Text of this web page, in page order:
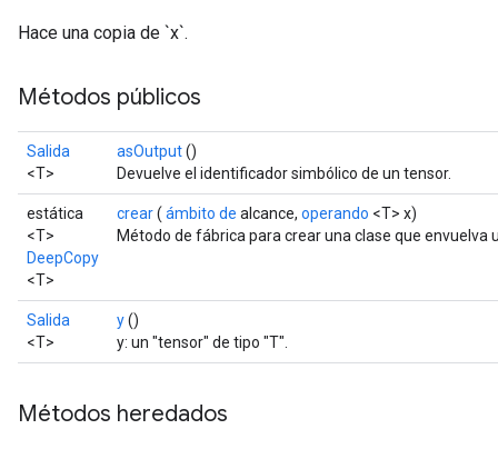
Hace una copia de `x`.
Métodos públicos
Salida
<T>
asOutput()
Devuelve el identificador simbólico de un tensor.
estática
<T>
DeepCopy
<T>
crear( ámbito de alcance, operando <T> x)
Método de fábrica para crear una clase que envuelva
Salida
<T>
y()
y: un "tensor" de tipo "T".
Métodos heredados